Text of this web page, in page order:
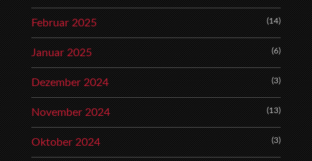
Februar 2025 (14)
Januar 2025 (6)
Dezember 2024 (3)
November 2024 (13)
Oktober 2024 (3)